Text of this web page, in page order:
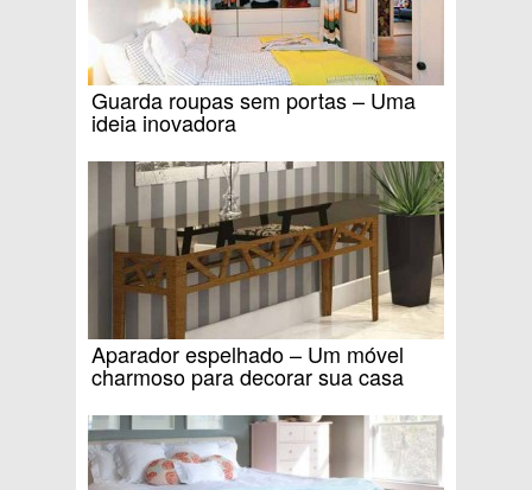
Guarda roupas sem portas – Uma
ideia inovadora
Aparador espelhado – Um móvel
charmoso para decorar sua casa